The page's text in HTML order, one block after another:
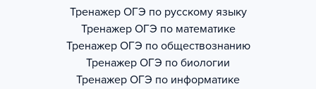
Тренажер ОГЭ по русскому языку
Тренажер ОГЭ по математике
Тренажер ОГЭ по обществознанию
Тренажер ОГЭ по биологии
Тренажер ОГЭ по информатике